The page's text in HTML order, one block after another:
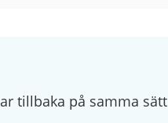
tillbaka på samma sätt